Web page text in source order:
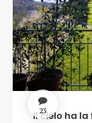
23
Il cielo ha